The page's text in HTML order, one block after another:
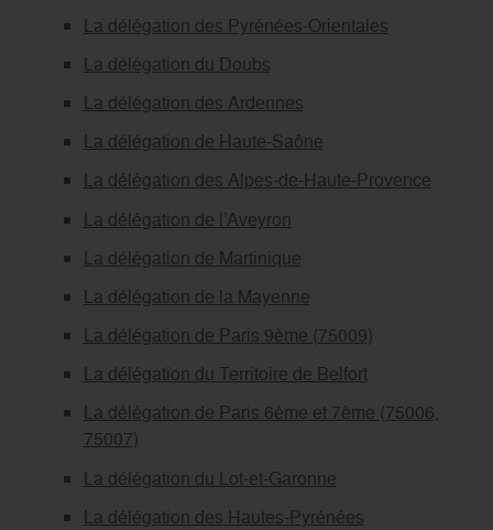
La délégation des Pyrénées-Orientales
La délégation du Doubs
La délégation des Ardennes
La délégation de Haute-Saône
La délégation des Alpes-de-Haute-Provence
La délégation de l’Aveyron
La délégation de Martinique
La délégation de la Mayenne
La délégation de Paris 9ème (75009)
La délégation du Territoire de Belfort
La délégation de Paris 6ème et 7ème (75006,
75007)
La délégation du Lot-et-Garonne
La délégation des Hautes-Pyrénées